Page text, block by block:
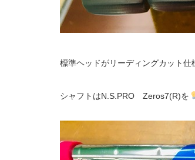
標準ヘッドがリーディングカット
シャフトはN.S.PRO Zeros7(R)を